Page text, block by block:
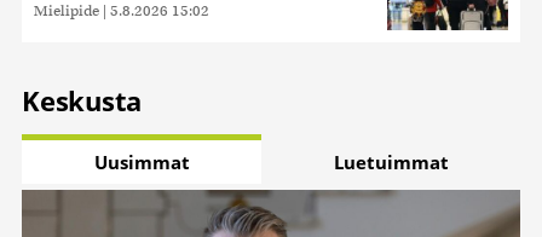
Mielipide | 5.8.2026 15:02
Keskusta
Uusimmat Luetuimmat